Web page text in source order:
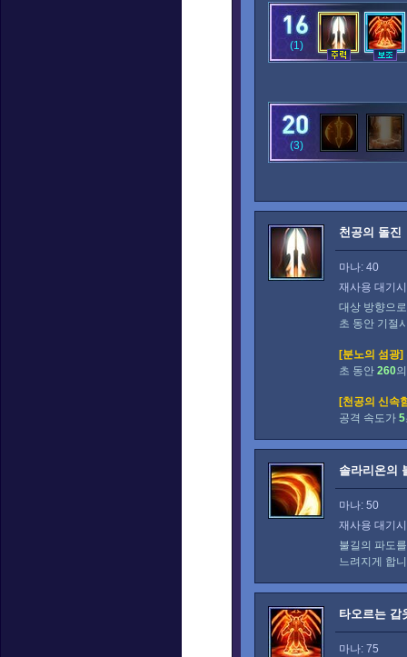
(1)
(3)
천공의 돌진
마나: 40
재사용 대기
대상 방향으
초 동안 기절
[분노의 섬광]
초 동안 260
[천공의 신속
공격 속도가 5
솔라리온의
마나: 50
재사용 대기
불길의 파도
느려지게 합
타오르는 갑
마나: 75